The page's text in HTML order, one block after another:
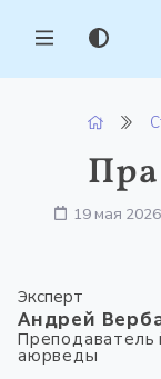
MENU
19 мая 2026
Эксперт
Андрей
Преподаватель
аюрведы